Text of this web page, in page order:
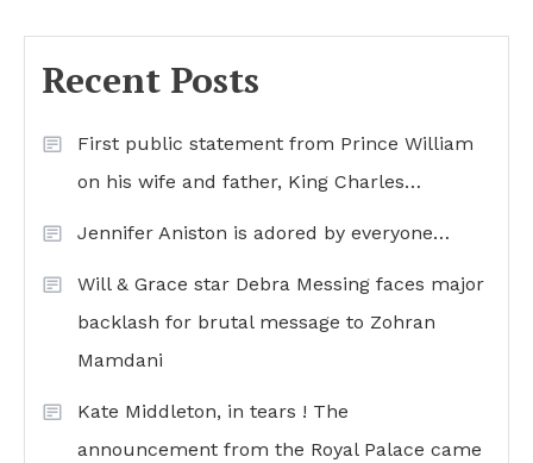
Recent Posts
First public statement from Prince William
on his wife and father, King Charles…
Jennifer Aniston is adored by everyone…
Will & Grace star Debra Messing faces major
backlash for brutal message to Zohran
Mamdani
Kate Middleton, in tears ! The
announcement from the Royal Palace came